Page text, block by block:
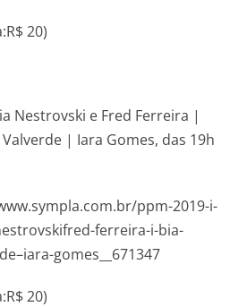
20)
Nestrovski e Fred Ferreira |
| Iara Gomes, das 19h
ppm-2019-i-
ferreira-i-bia-
gomes__671347
20)